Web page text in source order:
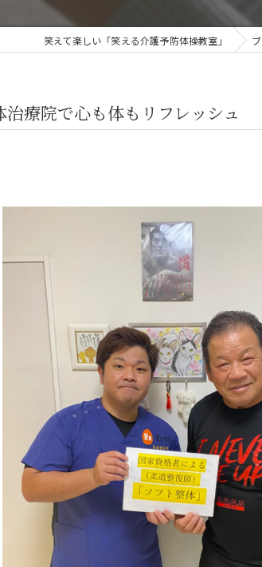
笑えて楽しい「笑える介護予防体操教室」
療院で心も体もリフレッシュ